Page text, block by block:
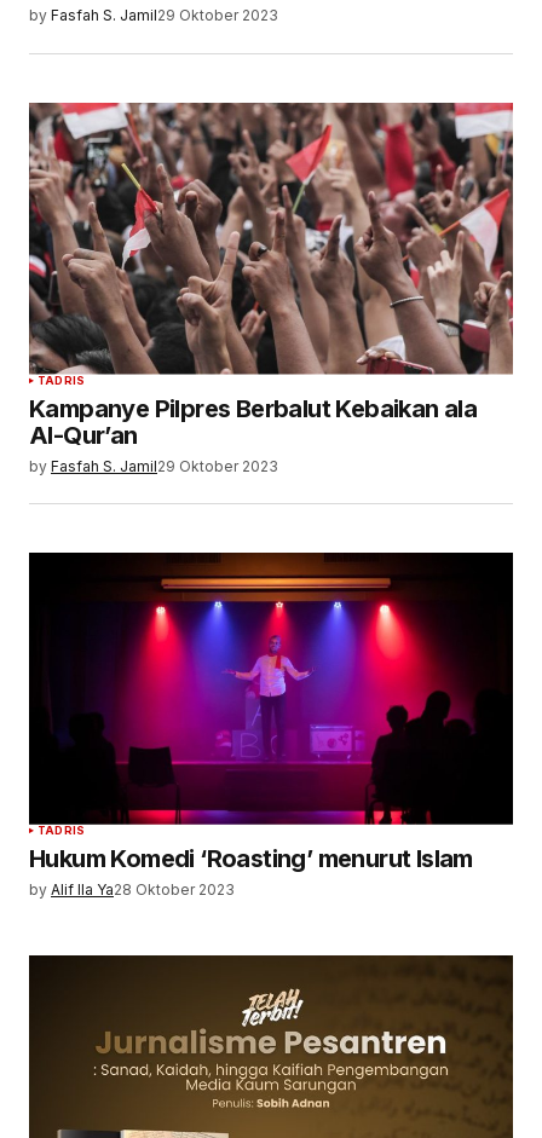
by Fasfah S. Jamil29 Oktober 2023
TADRIS
Kampanye Pilpres Berbalut Kebaikan ala
Al-Qur’an
by Fasfah S. Jamil29 Oktober 2023
TADRIS
Hukum Komedi ‘Roasting’ menurut Islam
by Alif Ila Ya28 Oktober 2023